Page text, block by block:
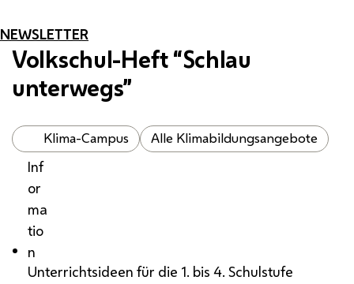
NEWSLETTER
Volkschul-Heft “Schlau
unterwegs”
Klima-Campus Alle Klimabildungsangebote
Inf
or
ma
tio
n
Unterrichtsideen für die 1. bis 4. Schulstufe